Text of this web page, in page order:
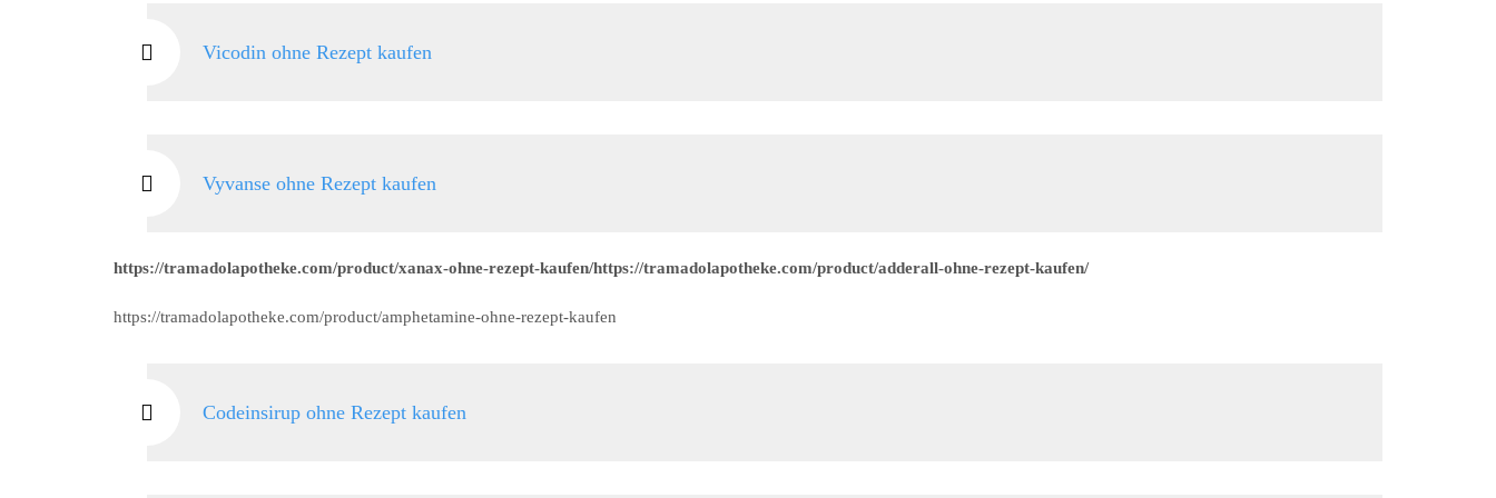
Vicodin ohne Rezept kaufen
Vyvanse ohne Rezept kaufen
https://tramadolapotheke.com/product/xanax-ohne-rezept-kaufen/https://tramadolapotheke.com/product/adderall-ohne-rezept-kaufen/
https://tramadolapotheke.com/product/amphetamine-ohne-rezept-kaufen
Codeinsirup ohne Rezept kaufen